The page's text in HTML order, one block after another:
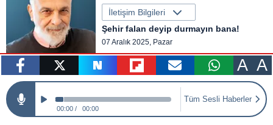
İletişim Bilgileri
Şehir falan deyip durmayın bana!
07 Aralık 2025, Pazar
paylaş tweetle paylaş paylaş yazara
gönder
paylaş
A A
00:00 00:00
Tüm Sesli Haberler